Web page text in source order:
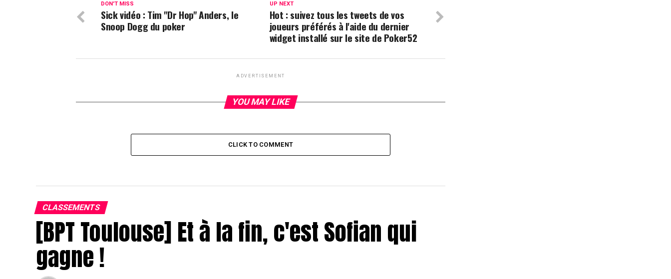
UP NEXT
Hot : suivez tous les tweets de vos
joueurs préférés à l'aide du dernier
widget installé sur le site de Poker52
DON'T MISS
Sick vidéo : Tim "Dr Hop" Anders, le
Snoop Dogg du poker
ADVERTISEMENT
YOU MAY LIKE
CLICK TO COMMENT
CLASSEMENTS
[BPT Toulouse] Et à la fin, c'est Sofian qui
gagne !